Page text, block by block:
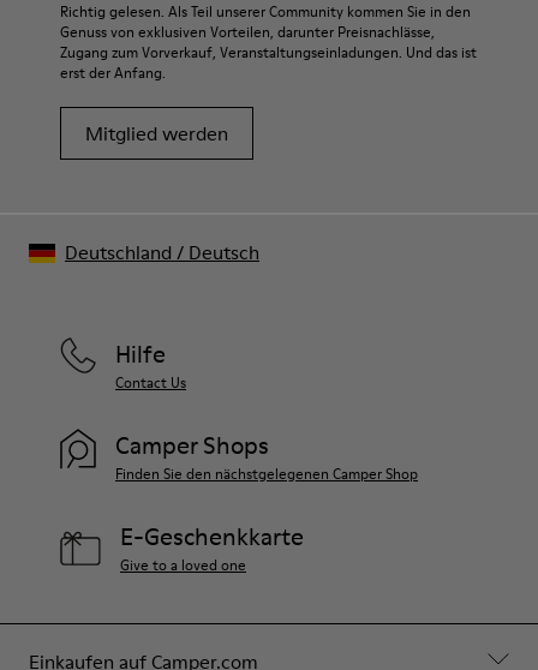
Richtig gelesen. Als Teil unserer Community kommen Sie in den
Genuss von exklusiven Vorteilen, darunter Preisnachlässe,
Zugang zum Vorverkauf, Veranstaltungseinladungen. Und das ist
erst der Anfang.
Mitglied werden
Einkaufen auf Camper.com
Hilfe
Contact Us
Camper Shops
Finden Sie den nächstgelegenen Camper Shop
E-Geschenkkarte
Give to a loved one
Deutschland / Deutsch